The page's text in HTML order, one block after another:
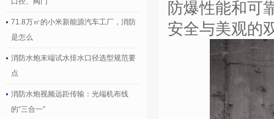
71.8万㎡的小米新能源汽车工厂，消防
是怎么
消防水炮末端试水排水口径选型规范要
点
消防水炮视频远距传输：光端机布线
的“三合一”
防爆性能和可
安全与美观的